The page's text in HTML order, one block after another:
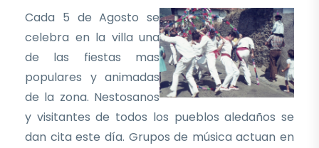
Cada 5 de Agosto se
celebra en la villa una
de las fiestas mas
populares y animadas
de la zona. Nestosanos
y visitantes de todos los pueblos aledaños se
dan cita este día. Grupos de música actuan en